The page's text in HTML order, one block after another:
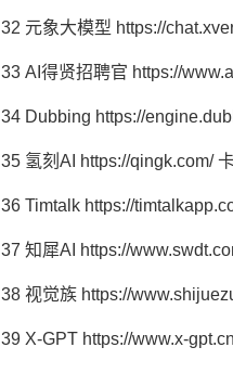
32 元象大模型 https://
33 AI得贤招聘官 https://
34 Dubbing https://
35 氢刻AI https://qingk.com/
36 Timtalk https://
37 知犀AI https://
38 视觉族 https://
39 X-GPT https://www.x-